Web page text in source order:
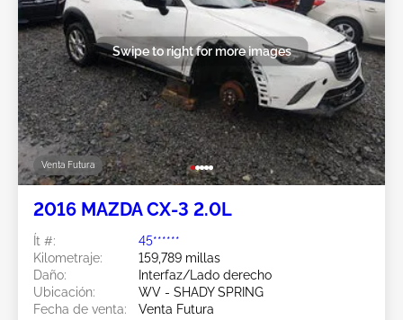
Venta Futura
Swipe to right for more images
2016 MAZDA CX-3 2.0L
Ít #:
45******
Kilometraje:
159,789 millas
Daño:
Interfaz/Lado derecho
Ubicación:
WV - SHADY SPRING
Fecha de venta:
Venta Futura